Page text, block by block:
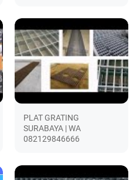
PLAT GRATING
SURABAYA | WA
082129846666